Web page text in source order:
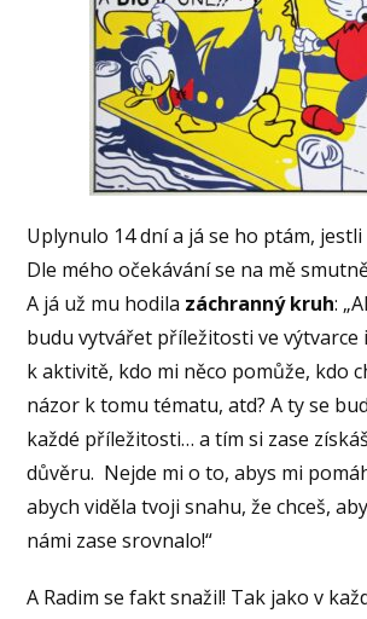
Uplynulo 14 dní a já se ho ptám,
Dle mého očekávání se na mě
A já už mu hodila záchranný kruh:
budu vytvářet příležitosti ve výtvarce
k aktivitě, kdo mi něco pomůže, kdo
názor k tomu tématu, atd? A ty se
každé příležitosti… a tím si zase
důvěru. Nejde mi o to, abys mi
abych viděla tvoji snahu, že chceš,
námi zase srovnalo!“
A Radim se fakt snažil! Tak jako v